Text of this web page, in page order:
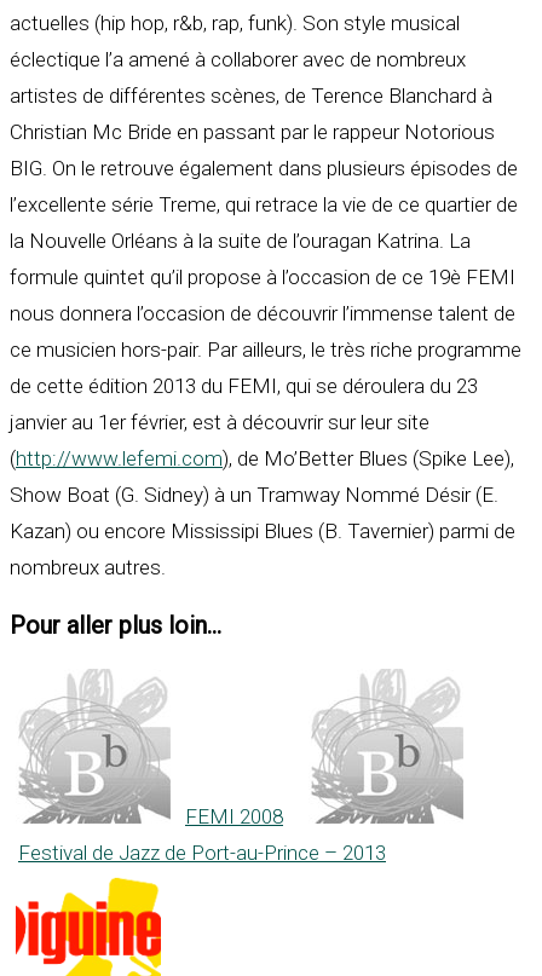
actuelles (hip hop, r&b, rap, funk). Son style musical
éclectique l’a amené à collaborer avec de nombreux
artistes de différentes scènes, de Terence Blanchard à
Christian Mc Bride en passant par le rappeur Notorious
BIG. On le retrouve également dans plusieurs épisodes de
l’excellente série Treme, qui retrace la vie de ce quartier de
la Nouvelle Orléans à la suite de l’ouragan Katrina. La
formule quintet qu’il propose à l’occasion de ce 19è FEMI
nous donnera l’occasion de découvrir l’immense talent de
ce musicien hors-pair. Par ailleurs, le très riche programme
de cette édition 2013 du FEMI, qui se déroulera du 23
janvier au 1er février, est à découvrir sur leur site
(http://www.lefemi.com), de Mo’Better Blues (Spike Lee),
Show Boat (G. Sidney) à un Tramway Nommé Désir (E.
Kazan) ou encore Mississipi Blues (B. Tavernier) parmi de
nombreux autres.
Pour aller plus loin...
FEMI 2008
Festival de Jazz de Port-au-Prince – 2013